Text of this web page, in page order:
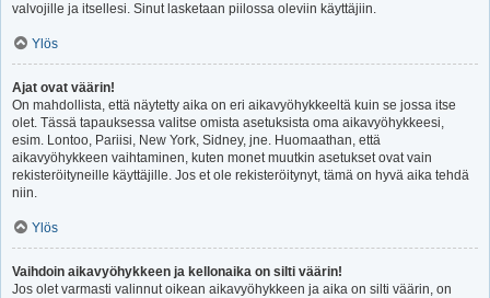
valvojille ja itsellesi. Sinut lasketaan piilossa oleviin käyttäjiin.
Ylös
Ajat ovat väärin!
On mahdollista, että näytetty aika on eri aikavyöhykkeeltä kuin se jossa itse
olet. Tässä tapauksessa valitse omista asetuksista oma aikavyöhykkeesi,
esim. Lontoo, Pariisi, New York, Sidney, jne. Huomaathan, että
aikavyöhykkeen vaihtaminen, kuten monet muutkin asetukset ovat vain
rekisteröityneille käyttäjille. Jos et ole rekisteröitynyt, tämä on hyvä aika tehdä
niin.
Ylös
Vaihdoin aikavyöhykkeen ja kellonaika on silti väärin!
Jos olet varmasti valinnut oikean aikavyöhykkeen ja aika on silti väärin, on